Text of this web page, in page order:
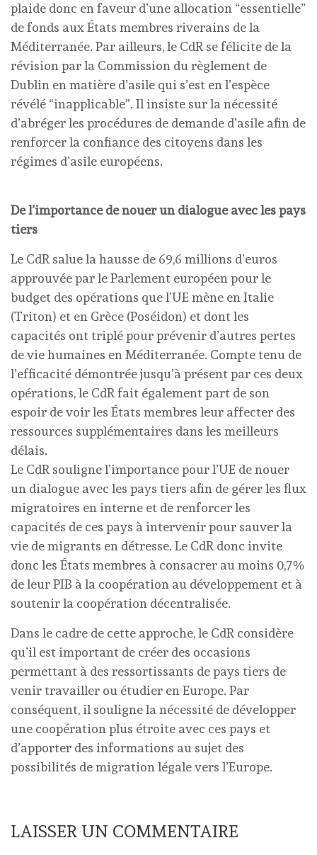
plaide donc en faveur d’une allocation “essentielle”
de fonds aux États membres riverains de la
Méditerranée. Par ailleurs, le CdR se félicite de la
révision par la Commission du règlement de
Dublin en matière d’asile qui s’est en l’espèce
révélé “inapplicable”. Il insiste sur la nécessité
d’abréger les procédures de demande d’asile afin de
renforcer la confiance des citoyens dans les
régimes d’asile européens.
De l’importance de nouer un dialogue avec les pays
tiers
Le CdR salue la hausse de 69,6 millions d’euros
approuvée par le Parlement européen pour le
budget des opérations que l’UE mène en Italie
(Triton) et en Grèce (Poséidon) et dont les
capacités ont triplé pour prévenir d’autres pertes
de vie humaines en Méditerranée. Compte tenu de
l’efficacité démontrée jusqu’à présent par ces deux
opérations, le CdR fait également part de son
espoir de voir les États membres leur affecter des
ressources supplémentaires dans les meilleurs
délais.
Le CdR souligne l’importance pour l’UE de nouer
un dialogue avec les pays tiers afin de gérer les flux
migratoires en interne et de renforcer les
capacités de ces pays à intervenir pour sauver la
vie de migrants en détresse. Le CdR donc invite
donc les États membres à consacrer au moins 0,7%
de leur PIB à la coopération au développement et à
soutenir la coopération décentralisée.
Dans le cadre de cette approche, le CdR considère
qu’il est important de créer des occasions
permettant à des ressortissants de pays tiers de
venir travailler ou étudier en Europe. Par
conséquent, il souligne la nécessité de développer
une coopération plus étroite avec ces pays et
d’apporter des informations au sujet des
possibilités de migration légale vers l’Europe.
LAISSER UN COMMENTAIRE